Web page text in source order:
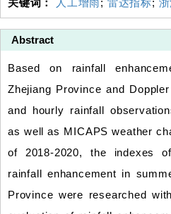
Abstract
Based on rainfall
Zhejiang Province and
and hourly rainfall
as well as MICAPS weather
of 2018-2020, the indexes
rainfall enhancement in
Province were researched